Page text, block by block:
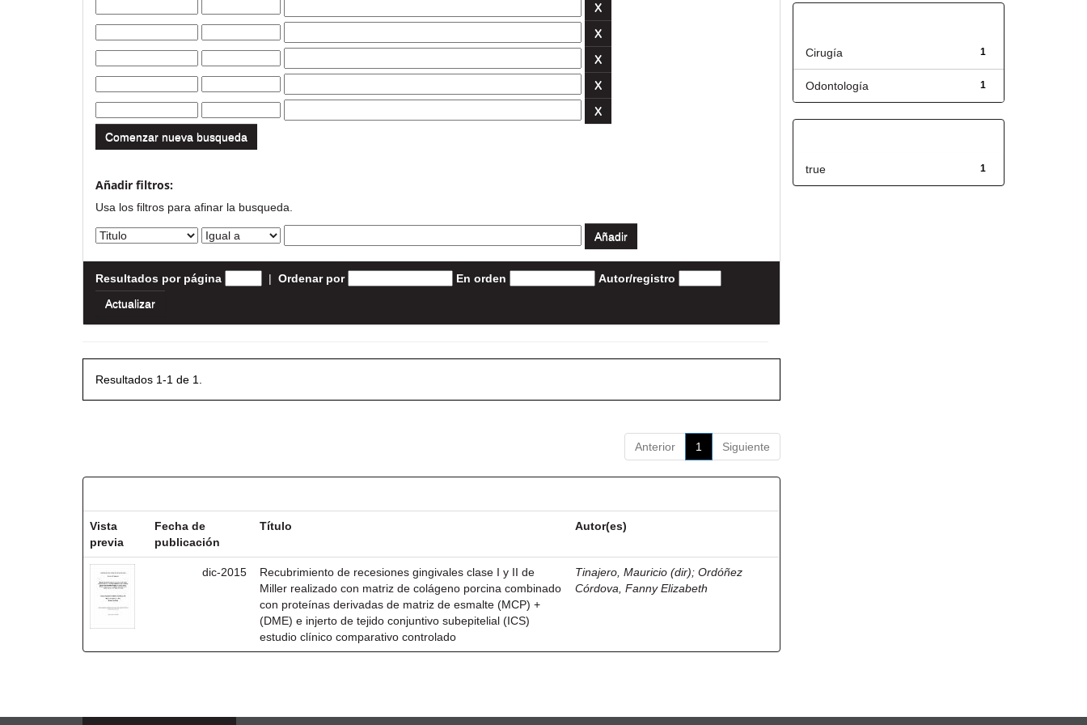
Comenzar nueva busqueda
Añadir filtros:
Usa los filtros para afinar la busqueda.
Resultados por página | Ordenar por En orden Autor/registro
Resultados 1-1 de 1.
Anterior 1 Siguiente
Vista
previa
Fecha de
publicación
Título Autor(es)
dic-2015
Recubrimiento de recesiones gingivales clase I y II de
Miller realizado con matriz de colágeno porcina combinado
con proteínas derivadas de matriz de esmalte (MCP) +
(DME) e injerto de tejido conjuntivo subepitelial (ICS)
estudio clínico comparativo controlado
Tinajero, Mauricio (dir);Ordóñez
Córdova, Fanny Elizabeth
1
Cirugía
1
Odontología
1
true